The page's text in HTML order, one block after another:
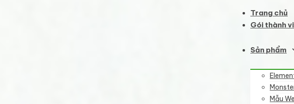
Trang chủ
Gói thành
Sản phẩm
Mẫu